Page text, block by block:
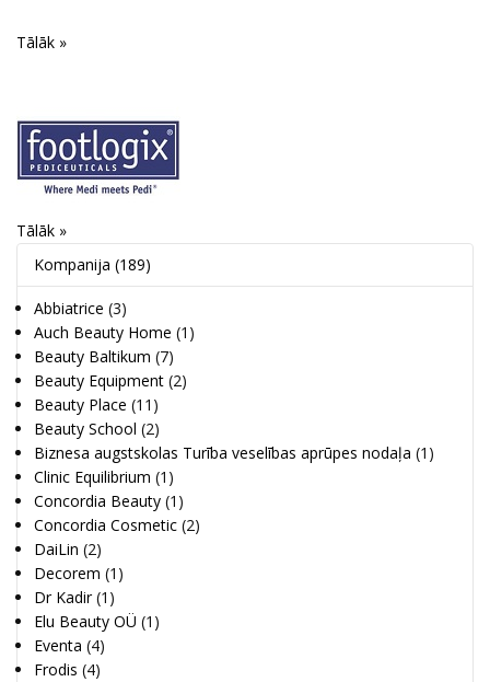
Tālāk »
Tālāk »
Kompanija (189)
Abbiatrice (3)
Auch Beauty Home (1)
Beauty Baltikum (7)
Beauty Equipment (2)
Beauty Place (11)
Beauty School (2)
Biznesa augstskolas Turība veselības aprūpes nodaļa (1)
Clinic Equilibrium (1)
Concordia Beauty (1)
Concordia Cosmetic (2)
DaiLin (2)
Decorem (1)
Dr Kadir (1)
Elu Beauty OÜ (1)
Eventa (4)
Frodis (4)